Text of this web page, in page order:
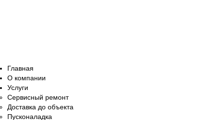
Главная
О компании
Услуги
Сервисный ремонт
Доставка до объекта
Пусконаладка